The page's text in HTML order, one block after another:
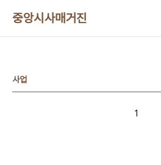
중앙시사매거진
사업
1